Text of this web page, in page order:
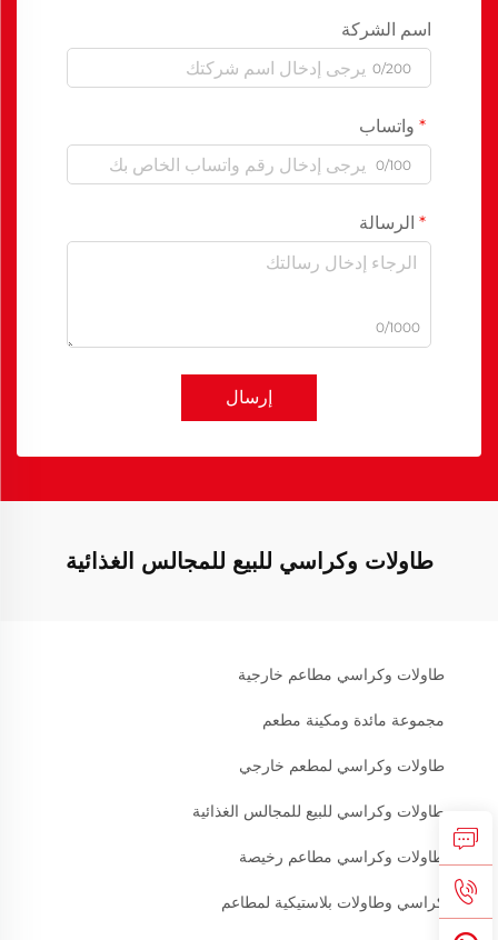
اسم الشركة
0/200
واتساب
0/100
الرسالة
0/1000
إرسال
طاولات وكراسي للبيع للمجالس الغذائية
طاولات وكراسي مطاعم خارجية
مجموعة مائدة ومكينة مطعم
طاولات وكراسي لمطعم خارجي
طاولات وكراسي للبيع للمجالس الغذائية
طاولات وكراسي مطاعم رخيصة
كراسي وطاولات بلاستيكية لمطاعم